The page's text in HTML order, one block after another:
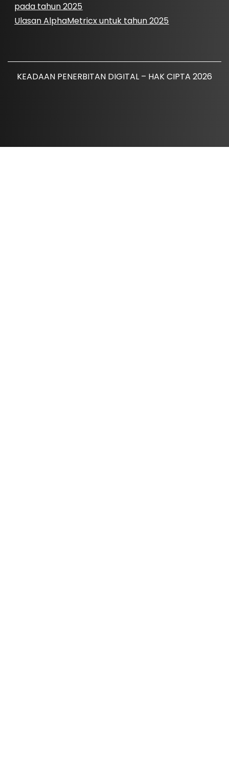
pada tahun 2025
Ulasan AlphaMetricx untuk tahun 2025
KEADAAN PENERBITAN DIGITAL – HAK CIPTA 2026